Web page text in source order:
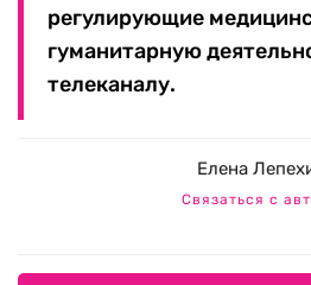
регулирующие
гуманитарную
телеканалу.
Елена
Связаться с